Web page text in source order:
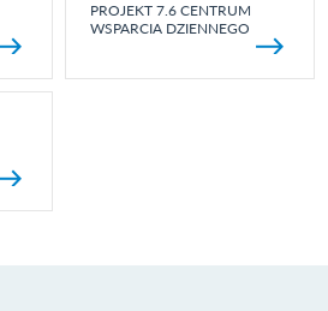
PROJEKT 7.6 CENTRUM
WSPARCIA DZIENNEGO